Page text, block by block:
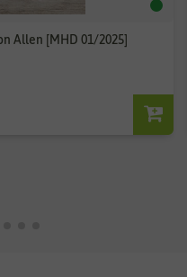
Allen [MHD 01/2025]